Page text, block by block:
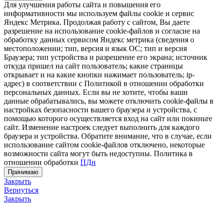
Для улучшения работы сайта и повышения его
информативности мы используем файлы cookie и сервис
Яндекс Метрика. Продолжая работу с сайтом, Вы даете
разрешение на использование cookie-файлов и согласие на
обработку данных сервисом Яндекс метрика (сведения о
местоположении; тип, версия и язык ОС; тип и версия
Браузера; тип устройства и разрешение его экрана; источник
откуда пришел на сайт пользователь; какие страницы
открывает и на какие кнопки нажимает пользователь; ip-
адрес) в соответствии с Политикой в отношении обработки
персональных данных. Если вы не хотите, чтобы ваши
данные обрабатывались, вы можете отключить cookie-файлы в
настройках безопасности вашего браузера и устройства, с
помощью которого осуществляется вход на сайт или покиньте
сайт. Изменение настроек следует выполнить для каждого
браузера и устройства. Обратите внимание, что в случае, если
использование сайтом cookie-файлов отключено, некоторые
возможности сайта могут быть недоступны. Политика в
отношении обработки ПДн
Принимаю
Закрыть
Вернуться
Закрыть